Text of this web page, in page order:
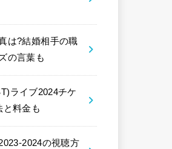
は?結婚相手の職
の言葉も
ライブ2024チケ
と料金も
2024の視聴方